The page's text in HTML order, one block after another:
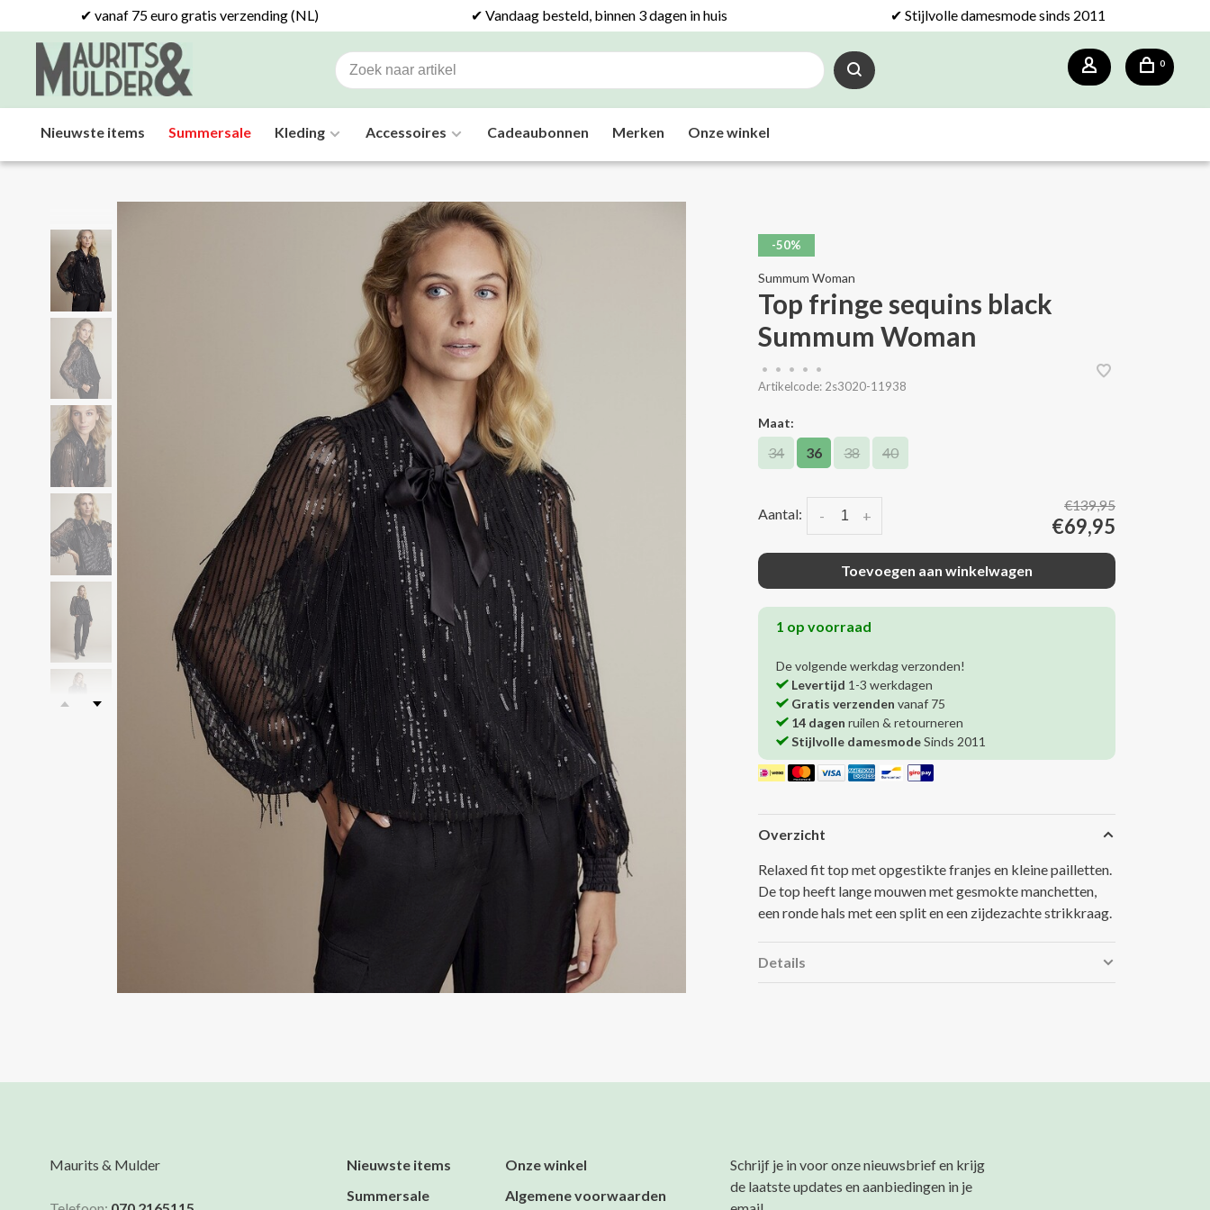
✔ vanaf 75 euro gratis verzending (NL) ✔ Vandaag besteld, binnen 3 dagen in huis ✔ Stijlvolle damesmode sinds 2011
0
Nieuwste items Summersale Kleding Accessoires Cadeaubonnen Merken Onze winkel
-50%
Summum Woman
Top fringe sequins black
Summum Woman
• • • •
•
Artikelcode: 2s3020-11938
Maat:
34 36 38 40
Aantal: +
-
€139,95
€69,95
Toevoegen aan winkelwagen
1 op voorraad
De volgende werkdag verzonden!
Levertijd 1-3 werkdagen
Gratis verzenden vanaf 75
14 dagen ruilen & retourneren
Stijlvolle damesmodeSinds 2011
Overzicht
Relaxed fit top met opgestikte franjes en kleine pailletten.
De top heeft lange mouwen met gesmokte manchetten,
een ronde hals met een split en een zijdezachte strikkraag.
Details
Maurits & Mulder
Nieuwste items
Summersale
Onze winkel
Algemene voorwaarden
Schrijf je in voor onze nieuwsbrief en krijg
de laatste updates en aanbiedingen in je